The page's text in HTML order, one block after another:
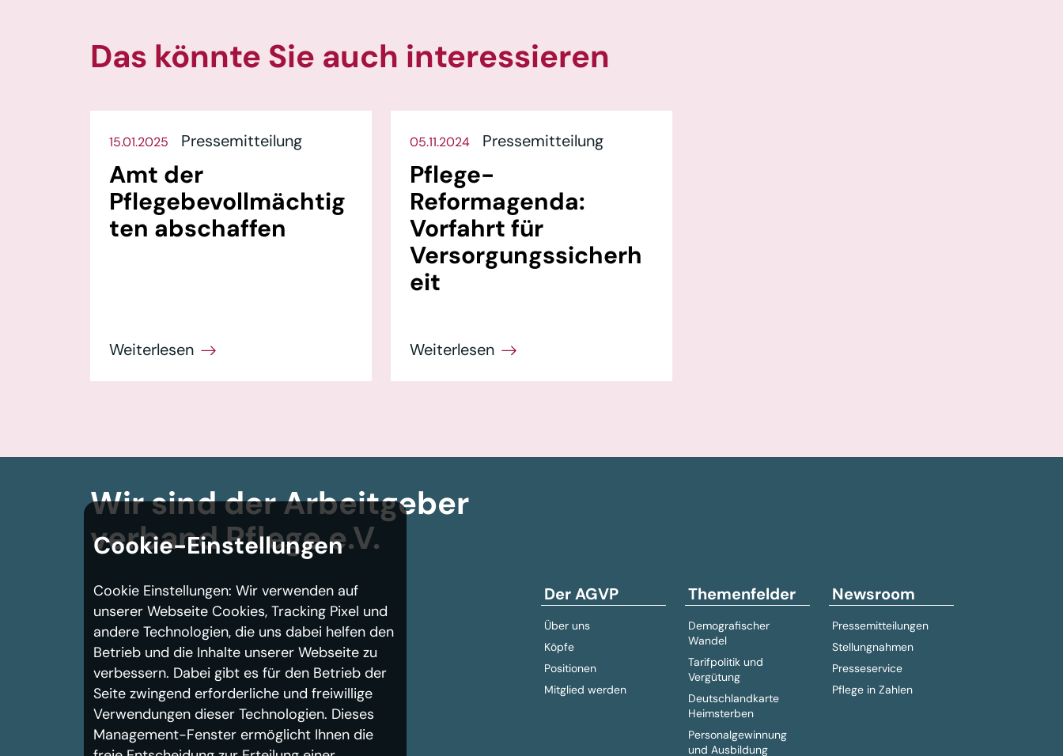
Das könnte Sie auch interessieren
15.01.2025 Pressemitteilung
Amt der
Pflegebevollmächtig
ten abschaffen
05.11.2024 Pressemitteilung
Pflege-
Reformagenda:
Vorfahrt für
Versorgungssicherh
eit
Wir sind der Arbeitgeber­
verbandPflege e.V.
Der AGVP
Über uns
Köpfe
Positionen
Mitglied werden
Themenfelder
Demografischer
Wandel
Tarifpolitik und
Vergütung
Deutschlandkarte
Heimsterben
Personalgewinnung
und Ausbildung
Newsroom
Pressemitteilungen
Stellungnahmen
Presseservice
Pflege in Zahlen
Cookie-Einstellungen
Cookie Einstellungen: Wir verwenden auf
unserer Webseite Cookies, Tracking Pixel und
andere Technologien, die uns dabei helfen den
Betrieb und die Inhalte unserer Webseite zu
verbessern. Dabei gibt es für den Betrieb der
Seite zwingend erforderliche und freiwillige
Verwendungen dieser Technologien. Dieses
Management-Fenster ermöglicht Ihnen die